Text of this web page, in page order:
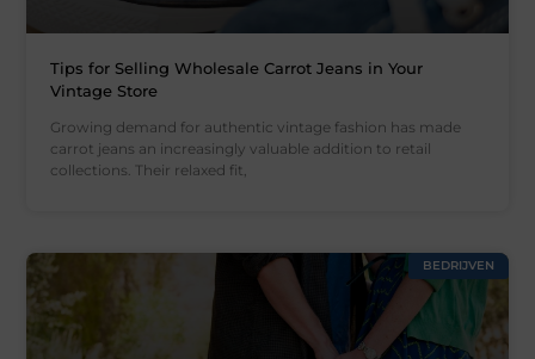
Tips for Selling Wholesale Carrot Jeans in Your
Vintage Store
Growing demand for authentic vintage fashion has made
carrot jeans an increasingly valuable addition to retail
collections. Their relaxed fit,
BEDRIJVEN